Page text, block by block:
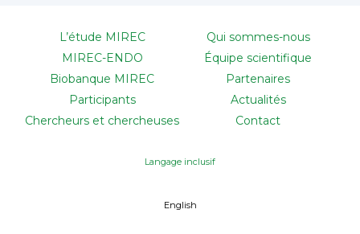
L’étude MIREC
MIREC-ENDO
Biobanque MIREC
Participants
Chercheurs et chercheuses
Qui sommes-nous
Équipe scientifique
Partenaires
Actualités
Contact
Langage inclusif
English